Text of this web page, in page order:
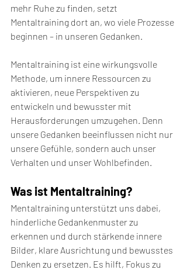
mehr Ruhe zu finden, setzt
Mentaltraining dort an, wo viele Prozesse
beginnen – in unseren Gedanken.
Mentaltraining ist eine wirkungsvolle
Methode, um innere Ressourcen zu
aktivieren, neue Perspektiven zu
entwickeln und bewusster mit
Herausforderungen umzugehen. Denn
unsere Gedanken beeinflussen nicht nur
unsere Gefühle, sondern auch unser
Verhalten und unser Wohlbefinden.
Was ist Mentaltraining?
Mentaltraining unterstützt uns dabei,
hinderliche Gedankenmuster zu
erkennen und durch stärkende innere
Bilder, klare Ausrichtung und bewusstes
Denken zu ersetzen. Es hilft, Fokus zu